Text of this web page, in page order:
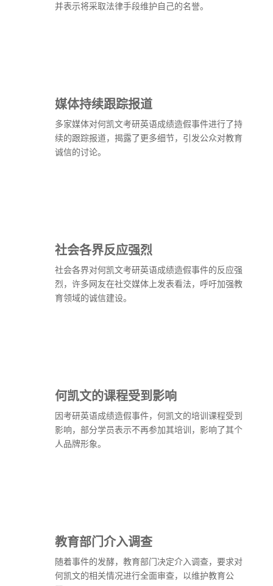
并表示将采取法律手段维护自己的名誉。
媒体持续跟踪报道
多家媒体对何凯文考研英语成绩造假事件进行了持
续的跟踪报道，揭露了更多细节，引发公众对教育
诚信的讨论。
社会各界反应强烈
社会各界对何凯文考研英语成绩造假事件的反应强
烈，许多网友在社交媒体上发表看法，呼吁加强教
育领域的诚信建设。
何凯文的课程受到影响
因考研英语成绩造假事件，何凯文的培训课程受到
影响，部分学员表示不再参加其培训，影响了其个
人品牌形象。
教育部门介入调查
随着事件的发酵，教育部门决定介入调查，要求对
何凯文的相关情况进行全面审查，以维护教育公